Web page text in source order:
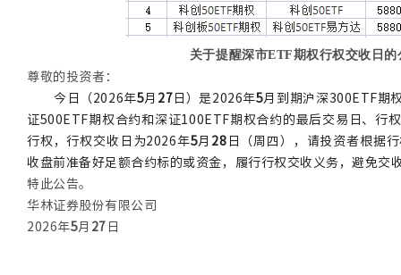
关于提醒深市ETF期权行权交收日的
尊敬的投资者：
今日（ 2026年5月 2 7 日）是2026年5月到期沪深300ETF 期
证500ETF 期权合约和深证100ETF 期权合约的最后交易日、行
行权 ，行权交收日为2026 年5月 28 日（周 四 ），请投资者根据
收盘前准备好足额合约标的或资金，履行行权交收义务，避免交
特此公告。
华林证券股份有限公司
2026年5月 27 日